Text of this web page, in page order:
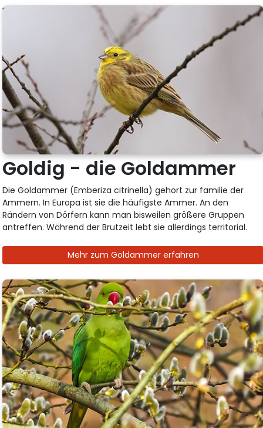
Goldig - die Goldammer
Die Goldammer (Emberiza citrinella) gehört zur familie der
Ammern. In Europa ist sie die häufigste Ammer. An den
Rändern von Dörfern kann man bisweilen größere Gruppen
antreffen. Während der Brutzeit lebt sie allerdings territorial.
Mehr zum Goldammer erfahren